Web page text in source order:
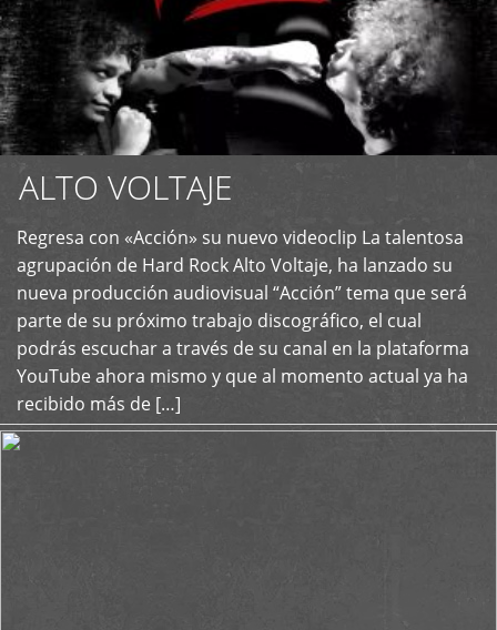
ALTO VOLTAJE
Regresa con «Acción» su nuevo videoclip La talentosa
agrupación de Hard Rock Alto Voltaje, ha lanzado su
nueva producción audiovisual “Acción” tema que será
parte de su próximo trabajo discográfico, el cual
podrás escuchar a través de su canal en la plataforma
YouTube ahora mismo y que al momento actual ya ha
recibido más de […]
+